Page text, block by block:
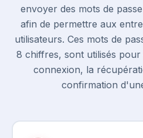
envoyer des mots de
afin de permettre aux
utilisateurs. Ces mots de
8 chiffres, sont utilisés pour
connexion, la
confirmation